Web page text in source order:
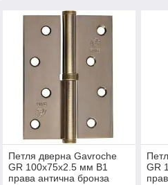
Петля дверна Gavroche
GR 100x75x2.5 мм B1
права антична бронза
GR